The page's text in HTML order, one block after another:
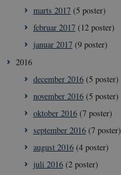
marts 2017(5 poster)
februar 2017(12 poster)
januar 2017(9 poster)
2016
december 2016(5 poster)
november 2016(5 poster)
oktober 2016(7 poster)
september 2016(7 poster)
august 2016(4 poster)
juli 2016(2 poster)
__Secure-
9HhVKGisoSkjZJef_EA
CookieScriptConsent